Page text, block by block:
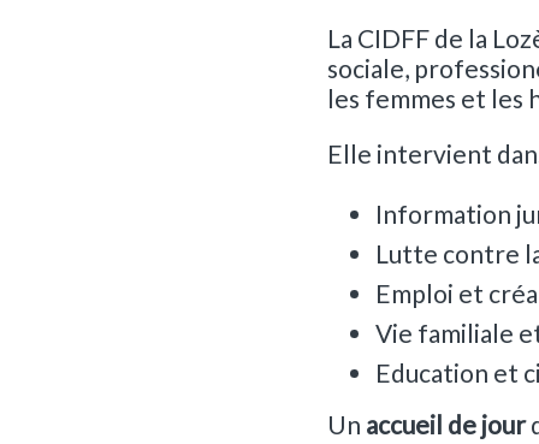
La CIDFF de la
sociale,
les femmes et les
Elle intervient
Information
Lutte contre
Emploi et
Vie familiale
Education et
Un accueil de jour